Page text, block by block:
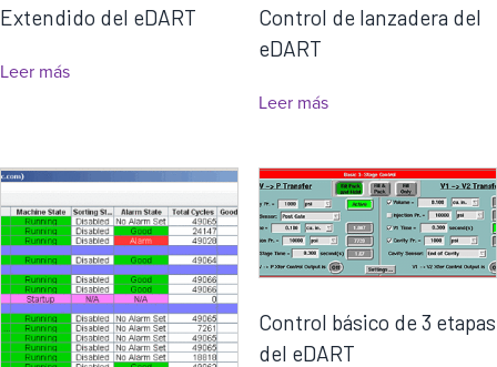
Extendido del eDART
Leer más
Control de lanzadera del
eDART
Leer más
Control básico de 3 etapas
del eDART